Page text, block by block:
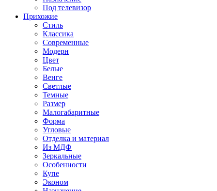
Под телевизор
Прихожие
Стиль
Классика
Современные
Модерн
Цвет
Белые
Венге
Светлые
Темные
Размер
Малогабаритные
Форма
Угловые
Отделка и материал
Из МДФ
Зеркальные
Особенности
Купе
Эконом